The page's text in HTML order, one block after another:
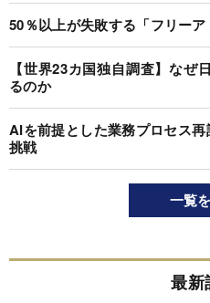
50％以上が失敗する「フリー
【世界23カ国独自調査】な
るのか
AIを前提とした業務プロセス
挑戦
一覧
最新